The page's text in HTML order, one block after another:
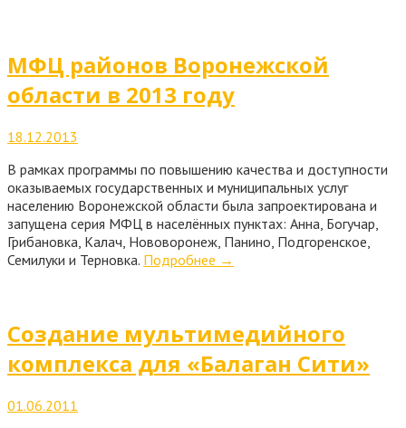
МФЦ районов Воронежской
области в 2013 году
18.12.2013
В рамках программы по повышению качества и доступности
оказываемых государственных и муниципальных услуг
населению Воронежской области была запроектирована и
запущена серия МФЦ в населённых пунктах: Анна, Богучар,
Грибановка, Калач, Нововоронеж, Панино, Подгоренское,
Семилуки и Терновка. Подробнее →
Cоздание мультимедийного
комплекса для «Балаган Сити»
01.06.2011